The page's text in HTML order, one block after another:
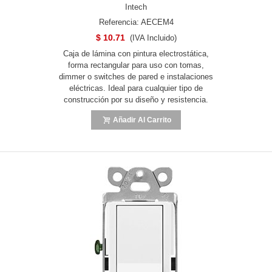
Intech
Referencia: AECEM4
$ 10.71 (IVA Incluido)
Caja de lámina con pintura electrostática,
forma rectangular para uso con tomas,
dimmer o switches de pared e instalaciones
eléctricas. Ideal para cualquier tipo de
construcción por su diseño y resistencia.
Añadir Al Carrito